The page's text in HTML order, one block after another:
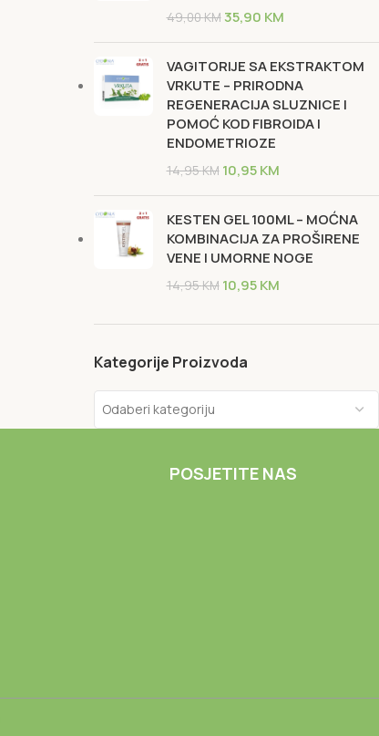
49,00KM35,90 KM
VAGITORIJE SA EKSTRAKTOM
VRKUTE – PRIRODNA
REGENERACIJA SLUZNICE I
POMOĆ KOD FIBROIDA I
ENDOMETRIOZE
14,95KM 10,95KM
KESTEN GEL 100ML – MOĆNA
KOMBINACIJA ZA PROŠIRENE
VENE I UMORNE NOGE
14,95KM 10,95KM
Kategorije Proizvoda
Odaberi kategoriju
POSJETITE NAS